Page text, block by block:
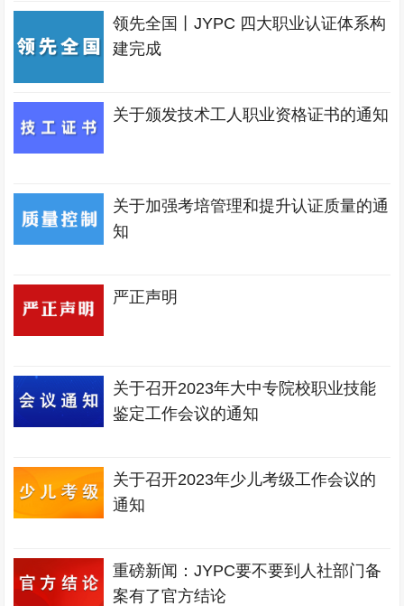
领先全国丨JYPC 四大职业认证体系构
建完成
关于颁发技术工人职业资格证书的通知
关于加强考培管理和提升认证质量的通
知
严正声明
关于召开2023年大中专院校职业技能
鉴定工作会议的通知
关于召开2023年少儿考级工作会议的
通知
重磅新闻：JYPC要不要到人社部门备
案有了官方结论